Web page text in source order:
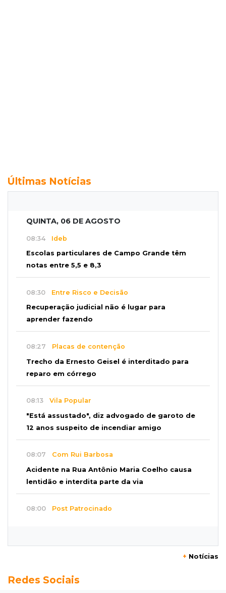
Últimas Notícias
QUINTA, 06 DE AGOSTO
08:34 Ideb
Escolas particulares de Campo Grande têm
notas entre 5,5 e 8,3
08:30 Entre Risco e Decisão
Recuperação judicial não é lugar para
aprender fazendo
08:27 Placas de contenção
Trecho da Ernesto Geisel é interditado para
reparo em córrego
08:13 Vila Popular
"Está assustado", diz advogado de garoto de
12 anos suspeito de incendiar amigo
08:07 Com Rui Barbosa
Acidente na Rua Antônio Maria Coelho causa
lentidão e interdita parte da via
08:00 Post Patrocinado
Do 1º prêmio às dívidas, jogadores relatam
+ Notícias
Redes Sociais